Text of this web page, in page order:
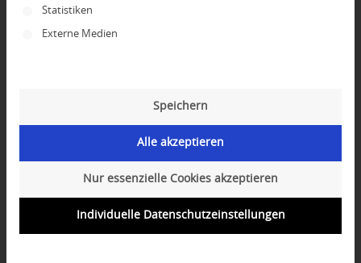
Statistiken
Externe Medien
Speichern
Alle akzeptieren
Nur essenzielle Cookies akzeptieren
Individuelle Datenschutzeinstellungen